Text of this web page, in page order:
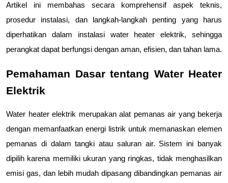
Artikel ini membahas secara komprehensif aspek teknis,
prosedur instalasi, dan langkah-langkah penting yang harus
diperhatikan dalam instalasi water heater elektrik, sehingga
perangkat dapat berfungsi dengan aman, efisien, dan tahan lama.
Pemahaman Dasar tentang Water Heater
Elektrik
Water heater elektrik merupakan alat pemanas air yang bekerja
dengan memanfaatkan energi listrik untuk memanaskan elemen
pemanas di dalam tangki atau saluran air. Sistem ini banyak
dipilih karena memiliki ukuran yang ringkas, tidak menghasilkan
emisi gas, dan lebih mudah dipasang dibandingkan pemanas air